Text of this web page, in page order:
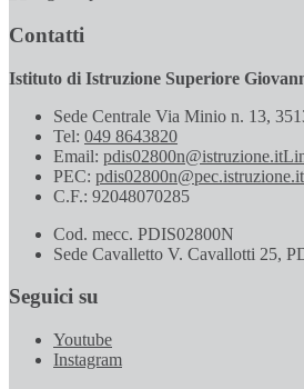
Contatti
Istituto di Istruzione Superiore
Sede Centrale Via Minio n. 13,
Tel: 049 8643820
Email: pdis02800n@istruzione.it
PEC: pdis02800n@pec.istruzione.it
C.F.: 92048070285
Cod. mecc. PDIS02800N
Sede Cavalletto V. Cavallotti 25,
Seguici su
Youtube
Instagram